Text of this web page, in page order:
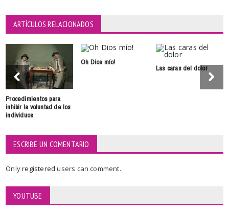
ARTÍCULOS RELACIONADOS
Procedimientos para
inhibir la voluntad de los
individuos
Oh Dios mío!
Las caras del dolor
ESCRIBE UN COMENTARIO
Onlyregisteredusers can comment.
YOUTUBE